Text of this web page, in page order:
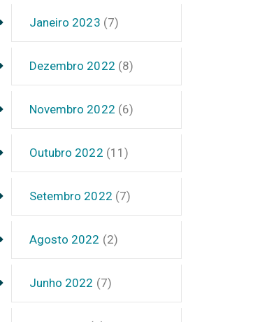
Janeiro 2023 (7)
Dezembro 2022 (8)
Novembro 2022 (6)
Outubro 2022 (11)
Setembro 2022 (7)
Agosto 2022 (2)
Junho 2022 (7)